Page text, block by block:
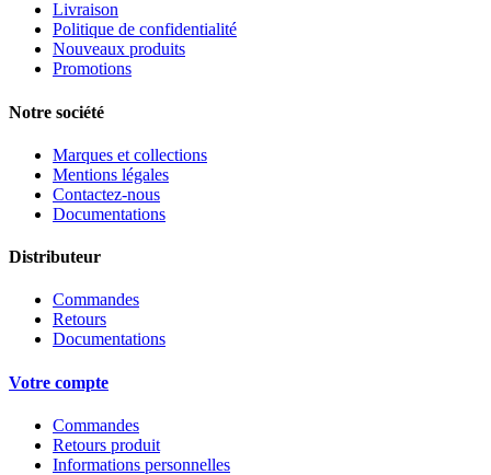
Livraison
Politique de confidentialité
Nouveaux produits
Promotions
Notre société
Marques et collections
Mentions légales
Contactez-nous
Documentations
Distributeur
Commandes
Retours
Documentations
Votre compte
Commandes
Retours produit
Informations personnelles